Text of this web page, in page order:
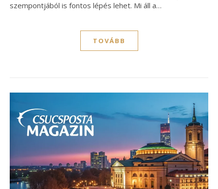
szempontjából is fontos lépés lehet. Mi áll a…
TOVÁBB